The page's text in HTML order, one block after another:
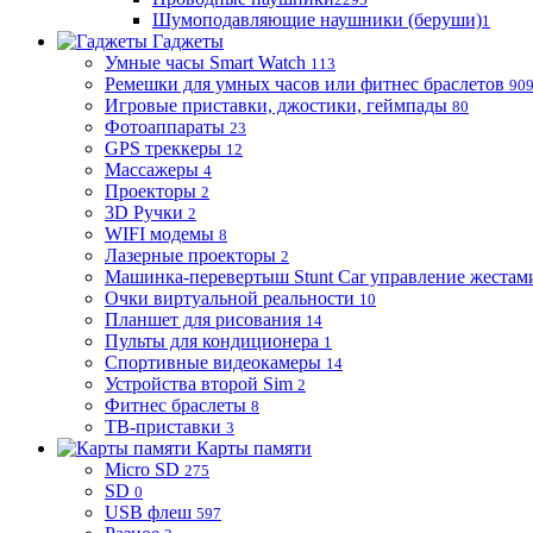
Шумоподавляющие наушники (беруши)1
Гаджеты
Умные часы Smart Watch 113
Ремешки для умных часов или фитнес браслетов 909
Игровые приставки, джостики, геймпады 80
Фотоаппараты 23
GPS треккеры 12
Массажеры 4
Проекторы 2
3D Ручки 2
WIFI модемы 8
Лазерные проекторы 2
Машинка-перевертыш Stunt Car управление
Очки виртуальной реальности 10
Планшет для рисования 14
Пульты для кондиционера 1
Спортивные видеокамеры 14
Устройства второй Sim 2
Фитнес браслеты 8
ТВ-приставки 3
Карты памяти
Micro SD 275
SD 0
USB флеш 597